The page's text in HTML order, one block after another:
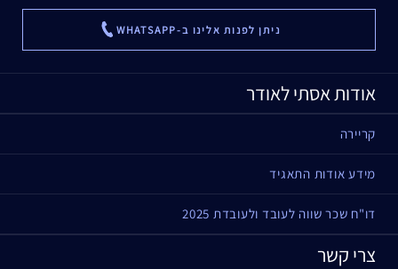
ניתן לפנות אלינו ב-WHATSAPP ...
אודות אסתי לאודר
קריירה
מידע אודות התאגיד
דו"ח שכר שווה לעובד ולעובדת 2025
צרי קשר